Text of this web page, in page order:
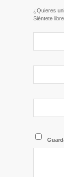
¿Quieres
Siéntete